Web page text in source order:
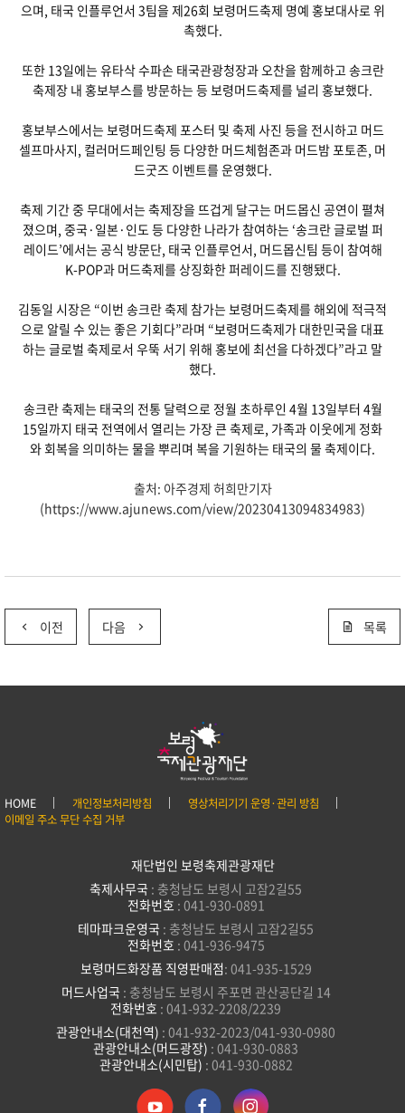
으며, 태국 인플루언서 3팀을 제26회 보령머드축제 명예 홍보대사로 위
촉했다.
또한 13일에는 유타삭 수파손 태국관광청장과 오찬을 함께하고 송크란
축제장 내 홍보부스를 방문하는 등 보령머드축제를 널리 홍보했다.
홍보부스에서는 보령머드축제 포스터 및 축제 사진 등을 전시하고 머드
셀프마사지, 컬러머드페인팅 등 다양한 머드체험존과 머드밤 포토존, 머
드굿즈 이벤트를 운영했다.
축제 기간 중 무대에서는 축제장을 뜨겁게 달구는 머드몹신 공연이 펼쳐
졌으며, 중국·일본·인도 등 다양한 나라가 참여하는 ‘송크란 글로벌 퍼
레이드’에서는 공식 방문단, 태국 인플루언서, 머드몹신팀 등이 참여해
K-POP과 머드축제를 상징화한 퍼레이드를 진행됐다.
김동일 시장은 “이번 송크란 축제 참가는 보령머드축제를 해외에 적극적
으로 알릴 수 있는 좋은 기회다”라며 “보령머드축제가 대한민국을 대표
하는 글로벌 축제로서 우뚝 서기 위해 홍보에 최선을 다하겠다”라고 말
했다.
송크란 축제는 태국의 전통 달력으로 정월 초하루인 4월 13일부터 4월
15일까지 태국 전역에서 열리는 가장 큰 축제로, 가족과 이웃에게 정화
와 회복을 의미하는 물을 뿌리며 복을 기원하는 태국의 물 축제이다.
출처: 아주경제 허희만기자
(https://www.ajunews.com/view/20230413094834983)
이전 다음 목록
HOME 개인정보처리방침
영상처리기기 운영·관리 방침
이메일 주소 무단 수집 거부
재단법인 보령축제관광재단
축제사무국 : 충청남도 보령시 고잠2길55
전화번호 : 041-930-0891
테마파크운영국 : 충청남도 보령시 고잠2길55
전화번호 : 041-936-9475
보령머드화장품 직영판매점: 041-935-1529
머드사업국 : 충청남도 보령시 주포면 관산공단길 14
전화번호 : 041-932-2208/2239
관광안내소(대천역) : 041-932-2023/041-930-0980
관광안내소(머드광장) : 041-930-0883
관광안내소(시민탑) : 041-930-0882